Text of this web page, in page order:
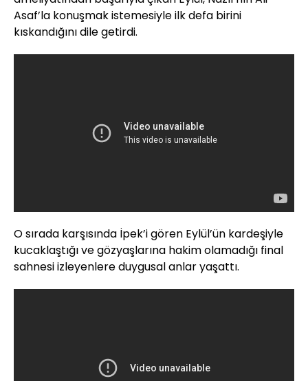
Asaf’la konuşmak istemesiyle ilk defa birini
kıskandığını dile getirdi.
O sırada karşısında İpek’i gören Eylül’ün kardeşiyle
kucaklaştığı ve gözyaşlarına hakim olamadığı final
sahnesi izleyenlere duygusal anlar yaşattı.